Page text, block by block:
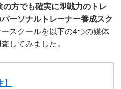
の方でも確実に即戦力のトレ
ーソナルトレーナー養成スク
スクールを以下の4つの媒体
してみました。